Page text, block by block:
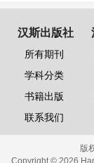
汉斯出版社
所有期刊
学科分类
书籍出版
联系我们
版
Copyright © 2026